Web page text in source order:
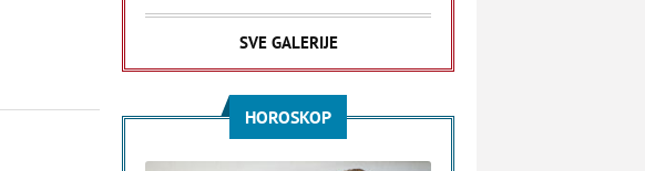
SVE GALERIJE
HOROSKOP